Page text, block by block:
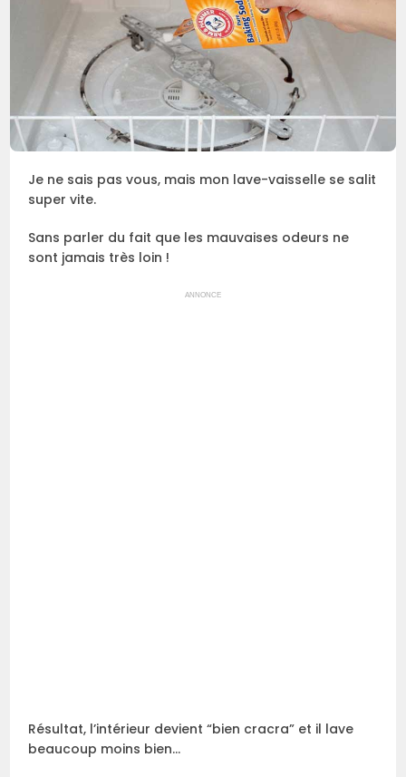
Je ne sais pas vous, mais mon lave-vaisselle se salit
super vite.
Sans parler du fait que les mauvaises odeurs ne
sont jamais très loin !
ANNONCE
Résultat, l’intérieur devient “bien cracra” et il lave
beaucoup moins bien…